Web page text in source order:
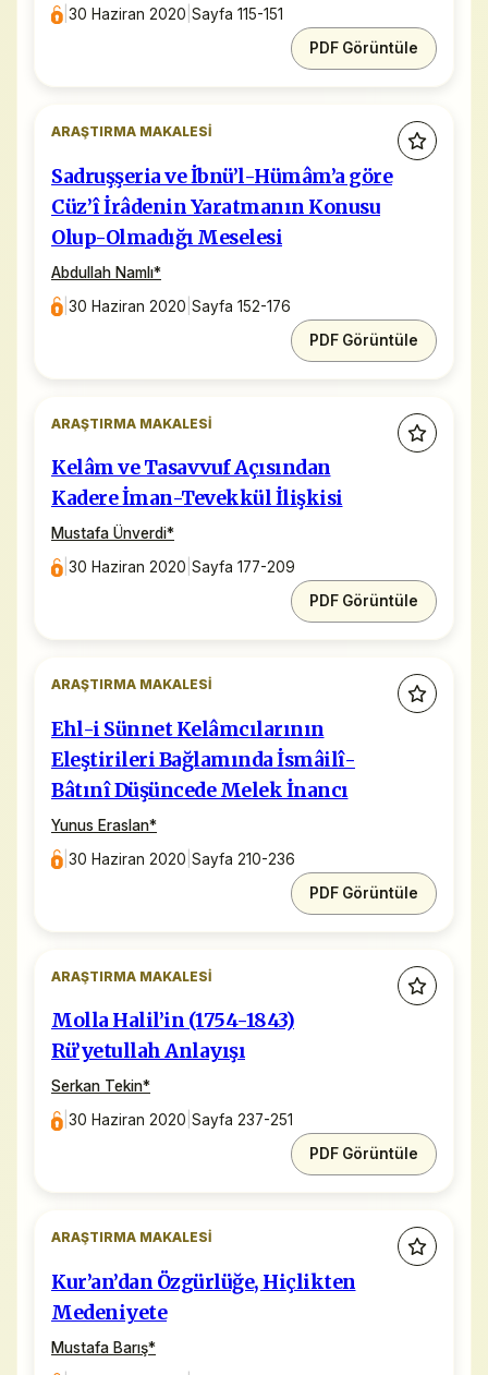
|30 Haziran 2020 |Sayfa 115-151
PDF Görüntüle
ARAŞTIRMA MAKALESI
Sadruşşeria ve İbnü’l-Hümâm’a göre
Cüz’î İrâdenin Yaratmanın Konusu
Olup-Olmadığı Meselesi
Abdullah Namlı*
|30 Haziran 2020 |Sayfa 152-176
PDF Görüntüle
ARAŞTIRMA MAKALESI
Kelâm ve Tasavvuf Açısından
Kadere İman-Tevekkül İlişkisi
Mustafa Ünverdi*
|30 Haziran 2020 |Sayfa 177-209
PDF Görüntüle
ARAŞTIRMA MAKALESI
Ehl-i Sünnet Kelâmcılarının
Eleştirileri Bağlamında İsmâilî-
Bâtınî Düşüncede Melek İnancı
Yunus Eraslan*
|30 Haziran 2020 |Sayfa 210-236
PDF Görüntüle
ARAŞTIRMA MAKALESI
Molla Halil’in (1754-1843)
Rü’yetullah Anlayışı
Serkan Tekin*
|30 Haziran 2020 |Sayfa 237-251
PDF Görüntüle
ARAŞTIRMA MAKALESI
Kur’an’dan Özgürlüğe, Hiçlikten
Medeniyete
Mustafa Barış*